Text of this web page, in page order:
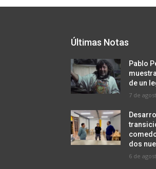
Últimas Notas
Pablo
de un
7 de
dos
6 de